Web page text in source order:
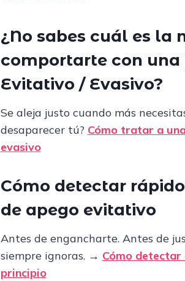
¿No sabes cuál es la
comportarte con una
Evitativo / Evasivo?
Se aleja justo cuando más
desaparecer tú? Cómo tratar a
evasivo
Cómo detectar
de apego evitativo
Antes de engancharte. Antes de
siempre ignoras. → Cómo detectar
principio